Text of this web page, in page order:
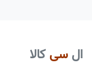
ال سی کالا